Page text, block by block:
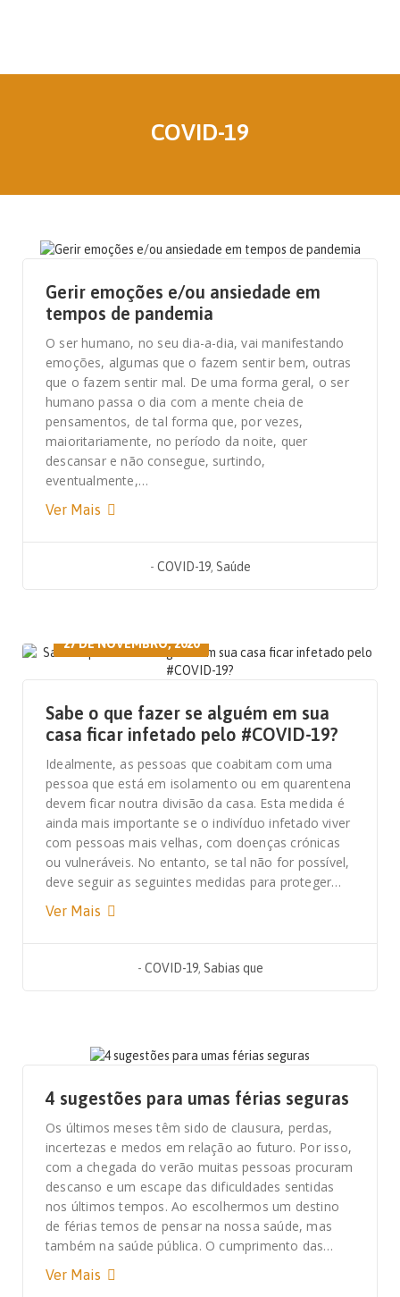
COVID-19
Gerir emoções e/ou ansiedade em
tempos de pandemia
O ser humano, no seu dia-a-dia, vai manifestando
emoções, algumas que o fazem sentir bem, outras
que o fazem sentir mal. De uma forma geral, o ser
humano passa o dia com a mente cheia de
pensamentos, de tal forma que, por vezes,
maioritariamente, no período da noite, quer
descansar e não consegue, surtindo,
eventualmente,…
Ver Mais
- COVID-19, Saúde
27 DE NOVEMBRO, 2020
Sabe o que fazer se alguém em sua
casa ficar infetado pelo #COVID-19?
Idealmente, as pessoas que coabitam com uma
pessoa que está em isolamento ou em quarentena
devem ficar noutra divisão da casa. Esta medida é
ainda mais importante se o indivíduo infetado viver
com pessoas mais velhas, com doenças crónicas
ou vulneráveis. No entanto, se tal não for possível,
deve seguir as seguintes medidas para proteger…
Ver Mais
- COVID-19, Sabias que
4 sugestões para umas férias seguras
Os últimos meses têm sido de clausura, perdas,
incertezas e medos em relação ao futuro. Por isso,
com a chegada do verão muitas pessoas procuram
descanso e um escape das dificuldades sentidas
nos últimos tempos. Ao escolhermos um destino
de férias temos de pensar na nossa saúde, mas
também na saúde pública. O cumprimento das…
Ver Mais